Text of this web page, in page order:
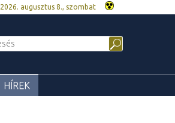
2026. augusztus 8., szombat
HÍREK